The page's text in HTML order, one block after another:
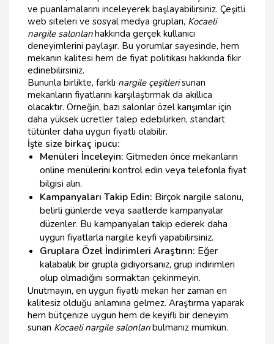
ve puanlamalarını inceleyerek başlayabilirsiniz. Çeşitli
web siteleri ve sosyal medya grupları, Kocaeli
nargile salonlarıhakkında gerçek kullanıcı
deneyimlerini paylaşır. Bu yorumlar sayesinde, hem
mekanın kalitesi hem de fiyat politikası hakkında fikir
edinebilirsiniz.
Bununla birlikte, farklı nargile çeşitlerisunan
mekanların fiyatlarını karşılaştırmak da akıllıca
olacaktır. Örneğin, bazı salonlar özel karışımlar için
daha yüksek ücretler talep edebilirken, standart
tütünler daha uygun fiyatlı olabilir.
İşte size birkaç ipucu:
Menüleri İnceleyin: Gitmeden önce mekanların
online menülerini kontrol edin veya telefonla fiyat
bilgisi alın.
Kampanyaları Takip Edin: Birçok nargile salonu,
belirli günlerde veya saatlerde kampanyalar
düzenler. Bu kampanyaları takip ederek daha
uygun fiyatlarla nargile keyfi yapabilirsiniz.
Gruplara Özel İndirimleri Araştırın: Eğer
kalabalık bir grupla gidiyorsanız, grup indirimleri
olup olmadığını sormaktan çekinmeyin.
Unutmayın, en uygun fiyatlı mekan her zaman en
kalitesiz olduğu anlamına gelmez. Araştırma yaparak
hem bütçenize uygun hem de keyifli bir deneyim
sunan Kocaeli nargile salonlarıbulmanız mümkün.